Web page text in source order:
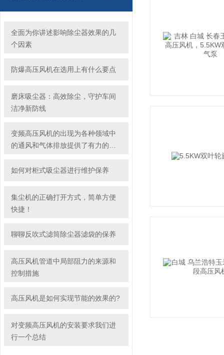
全面为你讲述影响除尘器效果的几
个因素
防爆高压风机在选用上有什么要点
磨床吸尘器：高效除尘，守护车间
洁净新防线
变频高压风机的出现为各种领域中
的通风和气体排放提供了有力的支
如何对柜式吸尘器进行维护保养
集尘机的正确打开方式，简单方便
快捷！
聊聊反吹式滤筒除尘器滤袋的保养
高压风机管道中局部阻力的来源和
控制措施
高压风机是如何实现节能的效果的?
对变频高压风机的安装要求我们进
行一个总结